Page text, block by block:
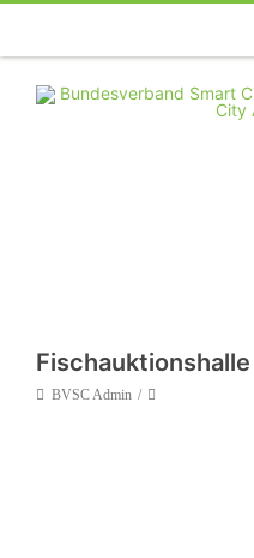
Telefon
Fischauktionshalle
BVSC Admin